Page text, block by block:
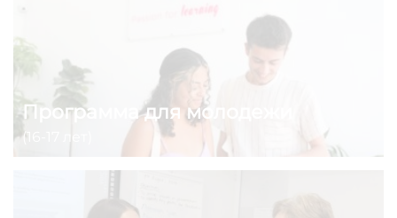
Программа для молодежи
(16-17 лет)